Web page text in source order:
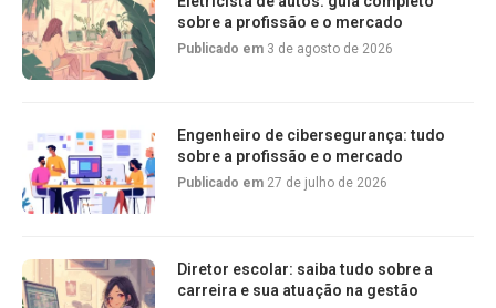
sobre a profissão e o mercado
Publicado em 3 de agosto de 2026
Engenheiro de cibersegurança: tudo
sobre a profissão e o mercado
Publicado em 27 de julho de 2026
Diretor escolar: saiba tudo sobre a
carreira e sua atuação na gestão